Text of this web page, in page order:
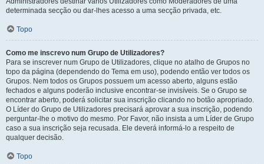
determinada secção ou dar-lhes acesso a uma secção privada, etc.
Topo
Como me inscrevo num Grupo de Utilizadores?
Para se inscrever num Grupo de Utilizadores, clique no atalho de Grupos no
topo da página (dependendo do Tema em uso), podendo então ver todos os
Grupos. Nem todos os Grupos possuem um acesso aberto, alguns estão
fechados e alguns poderão inclusive encontrar-se invisíveis. Se o Grupo se
encontrar aberto, poderá solicitar sua inscrição clicando no botão apropriado.
O Líder do Grupo de Utilizadores precisará aprovar a sua inscrição, podendo
perguntar-lhe o motivo do mesmo. Por Favor, não insista a um Líder de Grupo
caso a sua inscrição seja recusada. Ele deverá informá-lo a respeito de
qualquer decisão.
Topo